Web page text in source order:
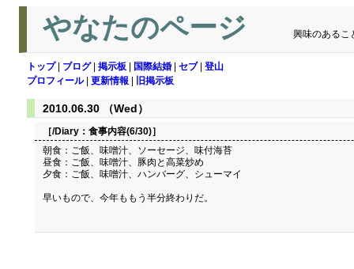
やなたのページ 興味のあるこ
トップ| ブログ| 掲示板 国際結婚 セブ| 登山
プロフィール| 更新情報 旧掲示板
2010.06.30 （Wed）
［/Diary： 食事内容(6/30)］
朝食：ご飯、味噌汁、ソーセージ、味付海苔
昼食：ご飯、味噌汁、豚肉と高菜炒め
夕食：ご飯、味噌汁、ハンバーグ、シューマイ
早いもので、今年ももう半分終わりだ。